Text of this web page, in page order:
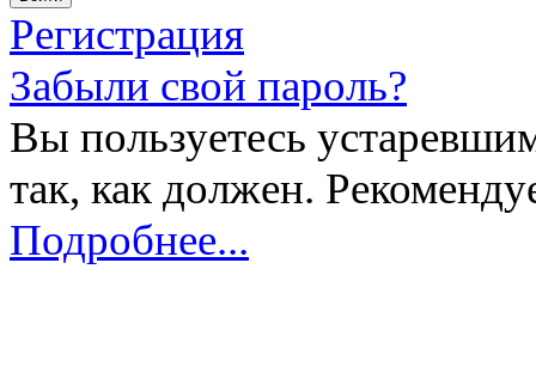
Регистрация
Забыли свой пароль?
Вы пользуетесь
так, как должен.
Подробнее...